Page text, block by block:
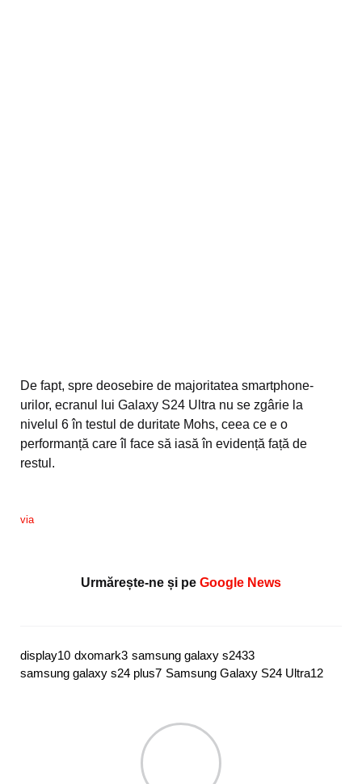
De fapt, spre deosebire de majoritatea smartphone-
urilor, ecranul lui Galaxy S24 Ultra nu se zgârie la
nivelul 6 în testul de duritate Mohs, ceea ce e o
performanță care îl face să iasă în evidență față de
restul.
via
Urmărește-ne și pe Google News
display10 dxomark3 samsung galaxy s2433
samsung galaxy s24 plus7 Samsung Galaxy S24 Ultra12